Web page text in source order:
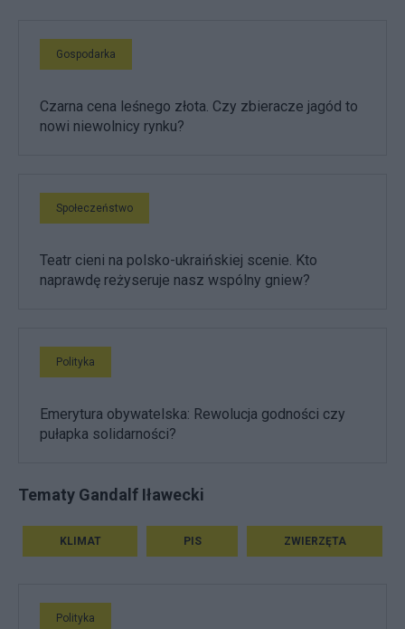
Gospodarka
Czarna cena leśnego złota. Czy zbieracze jagód to
nowi niewolnicy rynku?
Społeczeństwo
Teatr cieni na polsko-ukraińskiej scenie. Kto
naprawdę reżyseruje nasz wspólny gniew?
Polityka
Emerytura obywatelska: Rewolucja godności czy
pułapka solidarności?
Tematy Gandalf Iławecki
KLIMAT PIS ZWIERZĘTA
Polityka